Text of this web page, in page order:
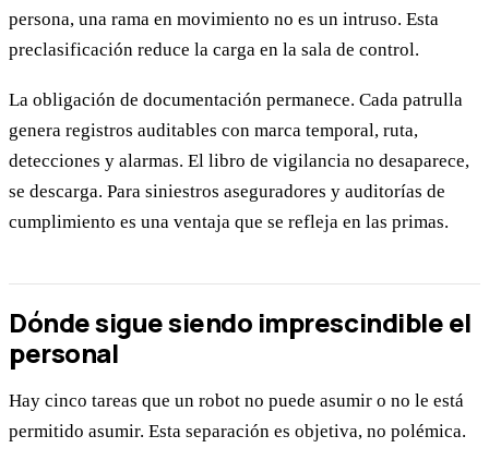
persona, una rama en movimiento no es un intruso. Esta
preclasificación reduce la carga en la sala de control.
La obligación de documentación permanece. Cada patrulla
genera registros auditables con marca temporal, ruta,
detecciones y alarmas. El libro de vigilancia no desaparece,
se descarga. Para siniestros aseguradores y auditorías de
cumplimiento es una ventaja que se refleja en las primas.
Dónde sigue siendo imprescindible el
personal
Hay cinco tareas que un robot no puede asumir o no le está
permitido asumir. Esta separación es objetiva, no polémica.